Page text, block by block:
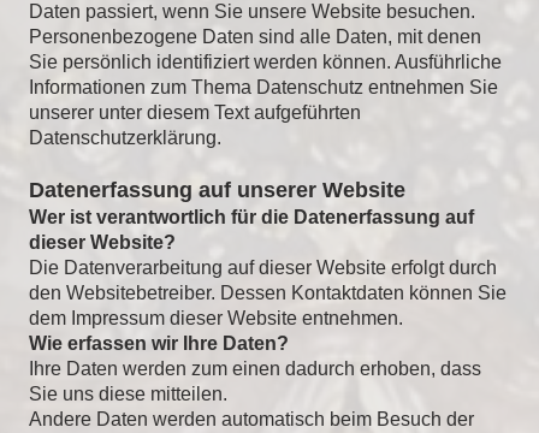
Daten passiert, wenn Sie unsere Website besuchen.
Personenbezogene Daten sind alle Daten, mit denen
Sie persönlich identifiziert werden können. Ausführliche
Informationen zum Thema Datenschutz entnehmen Sie
unserer unter diesem Text aufgeführten
Datenschutzerklärung.
Datenerfassung auf unserer Website
Wer ist verantwortlich für die Datenerfassung auf
dieser Website?
Die Datenverarbeitung auf dieser Website erfolgt durch
den Websitebetreiber. Dessen Kontaktdaten können Sie
dem Impressum dieser Website entnehmen.
Wie erfassen wir Ihre Daten?
Ihre Daten werden zum einen dadurch erhoben, dass
Sie uns diese mitteilen.
Andere Daten werden automatisch beim Besuch der